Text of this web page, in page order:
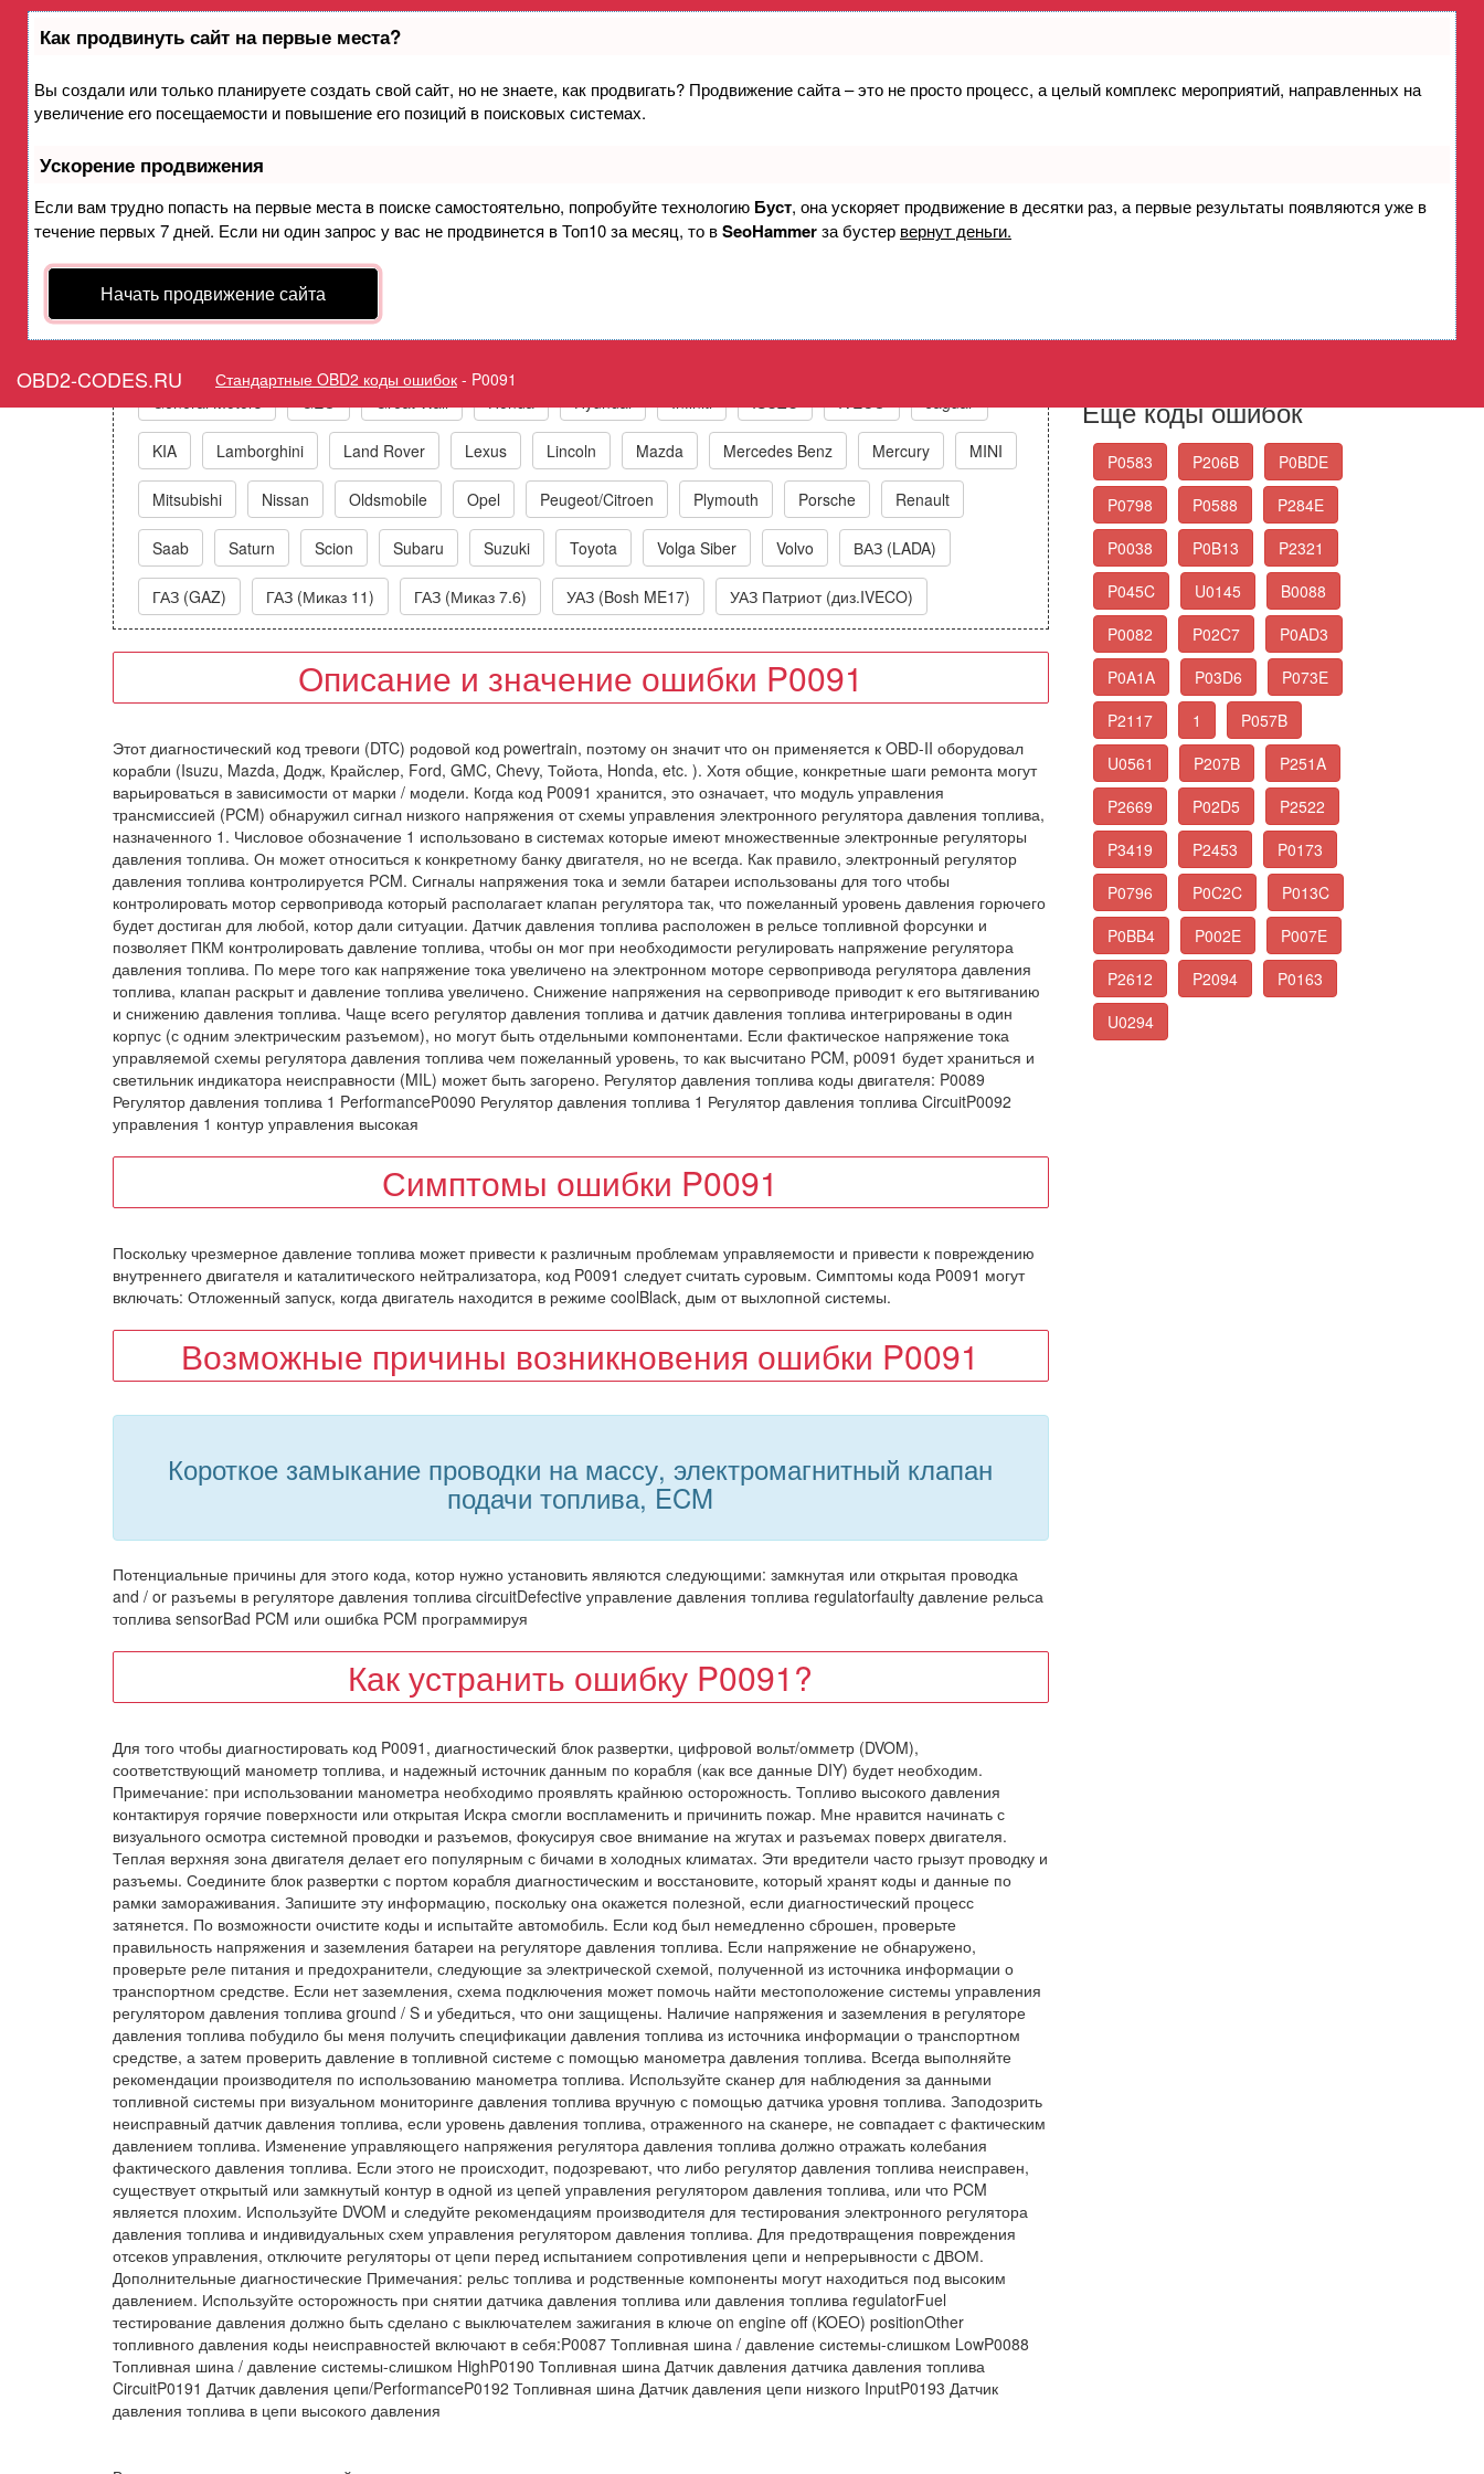
Как продвинуть сайт на первые места?
Вы создали или только планируете создать свой сайт, но не знаете, как продвигать? Продвижение сайта – это не просто процесс, а целый комплекс мероприятий, направленных на
увеличение его посещаемости и повышение его позиций в поисковых системах.
Ускорение продвижения
Если вам трудно попасть на первые места в поиске самостоятельно, попробуйте технологию Буст, она ускоряет продвижение в десятки раз, а первые результаты появляются уже в
течение первых 7 дней. Если ни один запрос у вас не продвинется в Топ10 за месяц, то вSeoHammerза бустер вернут деньги.
Начать продвижение сайта
OBD2-CODES.RU Стандартные OBD2 коды ошибок - P0091
Ошибка P0091 Регулятор давления топлива 1 - короткое замыкание на массу
Горит ошибка Check Engine P0091 Fuel Pressure Regulator 1 Control Circuit Low
General Motors GEO Great Wall Honda Hyundai Infiniti ISUZU IVECO Jaguar
KIA Lamborghini Land Rover Lexus Lincoln Mazda Mercedes Benz Mercury MINI
Mitsubishi Nissan Oldsmobile Opel Peugeot/Citroen Plymouth Porsche Renault
Saab Saturn Scion Subaru Suzuki Toyota Volga Siber Volvo ВАЗ (LADA)
ГАЗ (GAZ) ГАЗ (Миказ 11) ГАЗ (Миказ 7.6) УАЗ (Bosh ME17) УАЗ Патриот (диз.IVECO)
Описание и значение ошибки P0091
Этот диагностический код тревоги (DTC) родовой код powertrain, поэтому он значит что он применяется к OBD-II оборудовал
корабли (Isuzu, Mazda, Додж, Крайслер, Ford, GMC, Chevy, Тойота, Honda, etc. ). Хотя общие, конкретные шаги ремонта могут
варьироваться в зависимости от марки / модели. Когда код P0091 хранится, это означает, что модуль управления
трансмиссией (PCM) обнаружил сигнал низкого напряжения от схемы управления электронного регулятора давления топлива,
назначенного 1. Числовое обозначение 1 использовано в системах которые имеют множественные электронные регуляторы
давления топлива. Он может относиться к конкретному банку двигателя, но не всегда. Как правило, электронный регулятор
давления топлива контролируется PCM. Сигналы напряжения тока и земли батареи использованы для того чтобы
контролировать мотор сервопривода который располагает клапан регулятора так, что пожеланный уровень давления горючего
будет достиган для любой, котор дали ситуации. Датчик давления топлива расположен в рельсе топливной форсунки и
позволяет ПКМ контролировать давление топлива, чтобы он мог при необходимости регулировать напряжение регулятора
давления топлива. По мере того как напряжение тока увеличено на электронном моторе сервопривода регулятора давления
топлива, клапан раскрыт и давление топлива увеличено. Снижение напряжения на сервоприводе приводит к его вытягиванию
и снижению давления топлива. Чаще всего регулятор давления топлива и датчик давления топлива интегрированы в один
корпус (с одним электрическим разъемом), но могут быть отдельными компонентами. Если фактическое напряжение тока
управляемой схемы регулятора давления топлива чем пожеланный уровень, то как высчитано PCM, p0091 будет храниться и
светильник индикатора неисправности (MIL) может быть загорено. Регулятор давления топлива коды двигателя: P0089
Регулятор давления топлива 1 PerformanceP0090 Регулятор давления топлива 1 Регулятор давления топлива CircuitP0092
управления 1 контур управления высокая
Симптомы ошибки P0091
Поскольку чрезмерное давление топлива может привести к различным проблемам управляемости и привести к повреждению
внутреннего двигателя и каталитического нейтрализатора, код P0091 следует считать суровым. Симптомы кода P0091 могут
включать: Отложенный запуск, когда двигатель находится в режиме coolBlack, дым от выхлопной системы.
Возможные причины возникновения ошибки P0091
Короткое замыкание проводки на массу, электромагнитный клапан
подачи топлива, ECM
Потенциальные причины для этого кода, котор нужно установить являются следующими: замкнутая или открытая проводка
and / or разъемы в регуляторе давления топлива circuitDefective управление давления топлива regulatorfaulty давление рельса
топлива sensorBad PCM или ошибка PCM программируя
Как устранить ошибку P0091?
Для того чтобы диагностировать код P0091, диагностический блок развертки, цифровой вольт/омметр (DVOM),
соответствующий манометр топлива, и надежный источник данным по корабля (как все данные DIY) будет необходим.
Примечание: при использовании манометра необходимо проявлять крайнюю осторожность. Топливо высокого давления
контактируя горячие поверхности или открытая Искра смогли воспламенить и причинить пожар. Мне нравится начинать с
визуального осмотра системной проводки и разъемов, фокусируя свое внимание на жгутах и разъемах поверх двигателя.
Теплая верхняя зона двигателя делает его популярным с бичами в холодных климатах. Эти вредители часто грызут проводку и
разъемы. Соедините блок развертки с портом корабля диагностическим и восстановите, который хранят коды и данные по
рамки замораживания. Запишите эту информацию, поскольку она окажется полезной, если диагностический процесс
затянется. По возможности очистите коды и испытайте автомобиль. Если код был немедленно сброшен, проверьте
правильность напряжения и заземления батареи на регуляторе давления топлива. Если напряжение не обнаружено,
проверьте реле питания и предохранители, следующие за электрической схемой, полученной из источника информации о
транспортном средстве. Если нет заземления, схема подключения может помочь найти местоположение системы управления
регулятором давления топлива ground / S и убедиться, что они защищены. Наличие напряжения и заземления в регуляторе
давления топлива побудило бы меня получить спецификации давления топлива из источника информации о транспортном
средстве, а затем проверить давление в топливной системе с помощью манометра давления топлива. Всегда выполняйте
рекомендации производителя по использованию манометра топлива. Используйте сканер для наблюдения за данными
топливной системы при визуальном мониторинге давления топлива вручную с помощью датчика уровня топлива. Заподозрить
неисправный датчик давления топлива, если уровень давления топлива, отраженного на сканере, не совпадает с фактическим
давлением топлива. Изменение управляющего напряжения регулятора давления топлива должно отражать колебания
фактического давления топлива. Если этого не происходит, подозревают, что либо регулятор давления топлива неисправен,
существует открытый или замкнутый контур в одной из цепей управления регулятором давления топлива, или что PCM
является плохим. Используйте DVOM и следуйте рекомендациям производителя для тестирования электронного регулятора
давления топлива и индивидуальных схем управления регулятором давления топлива. Для предотвращения повреждения
отсеков управления, отключите регуляторы от цепи перед испытанием сопротивления цепи и непрерывности с ДВОМ.
Дополнительные диагностические Примечания: рельс топлива и родственные компоненты могут находиться под высоким
давлением. Используйте осторожность при снятии датчика давления топлива или давления топлива regulatorFuel
тестирование давления должно быть сделано с выключателем зажигания в ключе on engine off (KOEO) positionOther
топливного давления коды неисправностей включают в себя:P0087 Топливная шина / давление системы-слишком LowP0088
Топливная шина / давление системы-слишком HighP0190 Топливная шина Датчик давления датчика давления топлива
CircuitP0191 Датчик давления цепи/PerformanceP0192 Топливная шина Датчик давления цепи низкого InputP0193 Датчик
давления топлива в цепи высокого давления
Еще коды ошибок
P0583 P206B
P0BDE
P0798
P0588
P284E
P0038
P0B13
P2321
P045C
U0145
B0088
P0082
P02C7
P0AD3
P0A1A
P03D6
P073E
P2117
1
P057B
U0561
P207B
P251A
P2669
P02D5
P2522
P3419
P2453
P0173
P0796
P0C2C
P013C
P0BB4
P002E
P007E
P2612
P2094
P0163
U0294